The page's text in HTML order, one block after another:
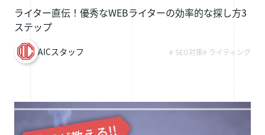
ライター直伝！優秀なWEBライターの効率的な探し方3
ステップ
AICスタッフ # SEO対策# ライティング